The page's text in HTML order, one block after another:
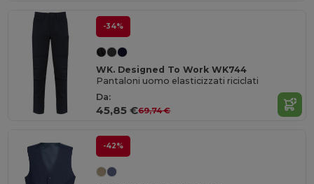
-34%
WK. Designed To Work WK744
Pantaloni uomo elasticizzati riciclati
Da:
45,85 €69,74 €
-42%